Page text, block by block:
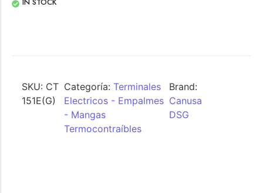
SKU: CT
151E(G)
Categoría: Terminales
Electricos - Empalmes
- Mangas
Termocontraíbles
Brand:
Canusa
DSG